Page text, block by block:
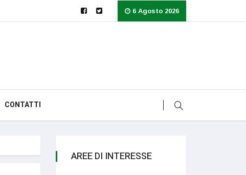
6 Agosto 2026
CONTATTI
AREE DI INTERESSE